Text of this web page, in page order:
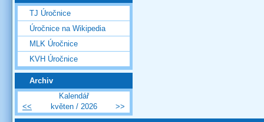
TJ Úročnice
Úročnice na Wikipedia
MLK Úročnice
KVH Úročnice
Archiv
Kalendář
<<
květen / 2026 >>